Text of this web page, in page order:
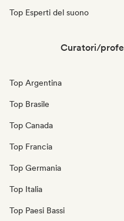
Top Esperti del suono
Curatori/
Top Argentina
Top Brasile
Top Canada
Top Francia
Top Germania
Top Italia
Top Paesi Bassi